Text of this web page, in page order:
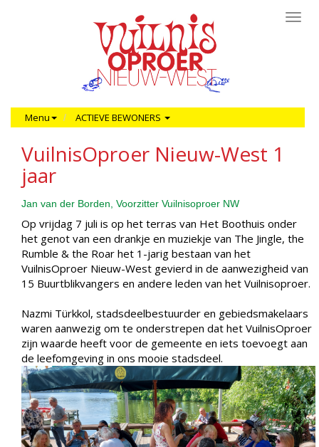
Menu ACTIEVE BEWONERS
VuilnisOproer Nieuw-West 1
jaar
Jan van der Borden, Voorzitter Vuilnisoproer NW
Op vrijdag 7 juli is op het terras van Het Boothuis onder
het genot van een drankje en muziekje van The Jingle, the
Rumble & the Roar het 1-jarig bestaan van het
VuilnisOproer Nieuw-West gevierd in de aanwezigheid van
15 Buurtblikvangers en andere leden van het Vuilnisoproer.
Nazmi Türkkol, stadsdeelbestuurder en gebiedsmakelaars
waren aanwezig om te onderstrepen dat het VuilnisOproer
zijn waarde heeft voor de gemeente en iets toevoegt aan
de leefomgeving in ons mooie stadsdeel.